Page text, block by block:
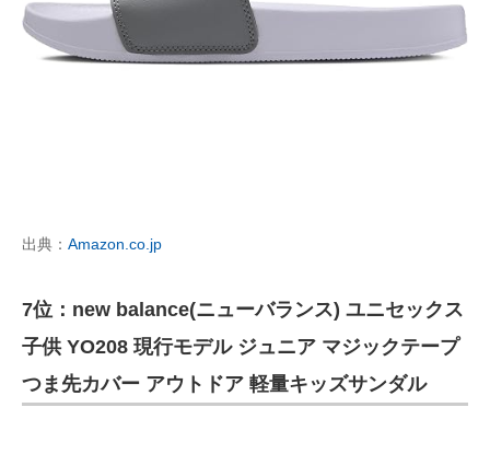
出典： Amazon.co.jp
7位：new balance(ニューバランス) ユニセックス
子供 YO208 現行モデル ジュニア マジックテープ
つま先カバー アウトドア 軽量キッズサンダル